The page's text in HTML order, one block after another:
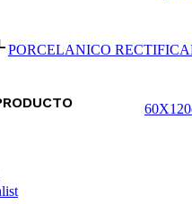
PORCELANICO